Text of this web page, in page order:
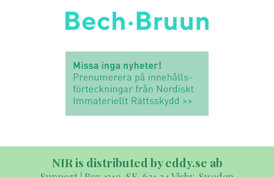
NIR is distributed by eddy.se ab